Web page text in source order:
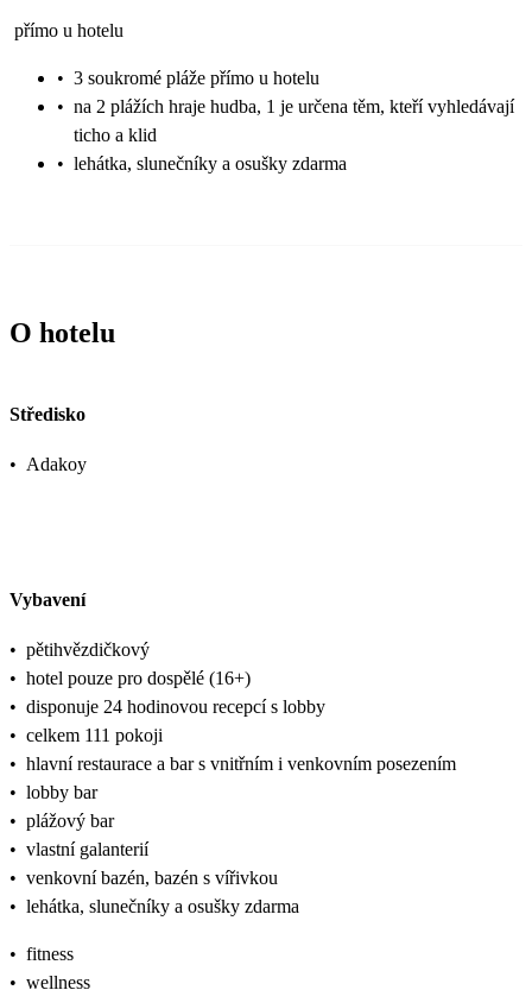
přímo u hotelu
• 3 soukromé pláže přímo u hotelu
• na 2 plážích hraje hudba, 1 je určena těm, kteří vyhledávají
ticho a klid
• lehátka, slunečníky a osušky zdarma
O hotelu
Středisko
• Adakoy
Vybavení
• pětihvězdičkový
• hotel pouze pro dospělé (16+)
• disponuje 24 hodinovou recepcí s lobby
• celkem 111 pokoji
• hlavní restaurace a bar s vnitřním i venkovním posezením
• lobby bar
• plážový bar
• vlastní galanterií
• venkovní bazén, bazén s vířivkou
• lehátka, slunečníky a osušky zdarma
• fitness
• wellness